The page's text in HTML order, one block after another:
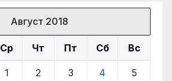
Август 2018
Ср Чт Пт Сб Вс
1 2 3 4 5